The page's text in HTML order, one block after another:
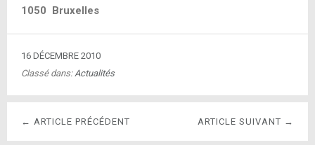
1050 Bruxelles
16 DÉCEMBRE 2010
Classé dans:Actualités
ARTICLE SUIVANT →
← ARTICLE PRÉCÉDENT